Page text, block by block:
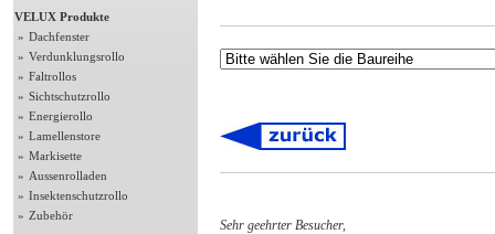
VELUX Produkte
» Dachfenster
» Verdunklungsrollo
» Faltrollos
» Sichtschutzrollo
» Energierollo
» Lamellenstore
» Markisette
» Aussenrolladen
» Insektenschutzrollo
» Zubehör
Sehr geehrter Besucher,